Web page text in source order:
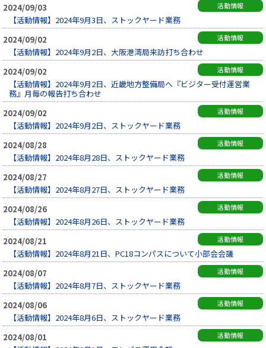
2024/09/03
活動情報
【活動情報】2024年9月3日、ストックヤード業務
2024/09/02
活動情報
【活動情報】2024年9月2日、大阪港湾局来訪打ち合わせ
2024/09/02
活動情報
【活動情報】2024年9月2日、近畿地方整備局へ『ビジター受付運営業
務』月毎の報告打ち合わせ
2024/09/02
活動情報
【活動情報】2024年9月2日、ストックヤード業務
2024/08/28
活動情報
【活動情報】2024年8月28日、ストックヤード業務
2024/08/27
活動情報
【活動情報】2024年8月27日、ストックヤード業務
2024/08/26
活動情報
【活動情報】2024年8月26日、ストックヤード業務
2024/08/21
活動情報
【活動情報】2024年8月21日、PC18コンパスについて小部会会議
2024/08/07
活動情報
【活動情報】2024年8月7日、ストックヤード業務
2024/08/06
活動情報
【活動情報】2024年8月6日、ストックヤード業務
2024/08/01
活動情報